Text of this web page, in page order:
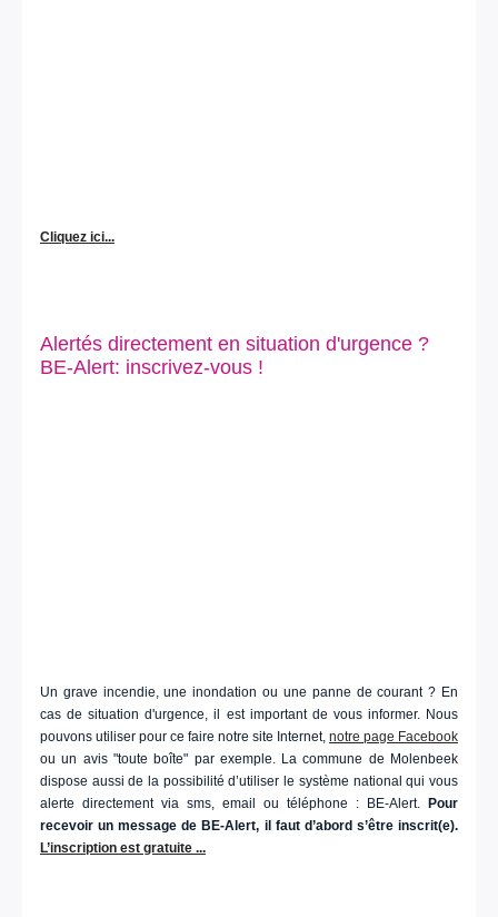
Cliquez ici...
Alertés directement en situation d'urgence ?
BE-Alert: inscrivez-vous !
Un grave incendie, une inondation ou une panne de courant ? En
cas de situation d'urgence, il est important de vous informer. Nous
pouvons utiliser pour ce faire notre site Internet, notre page Facebook
ou un avis "toute boîte" par exemple. La commune de Molenbeek
dispose aussi de la possibilité d’utiliser le système national qui vous
alerte directement via sms, email ou téléphone : BE-Alert.
Pour
recevoir un message de BE-Alert, il faut d’abord s’être inscrit(e).
L’inscription est gratuite ...